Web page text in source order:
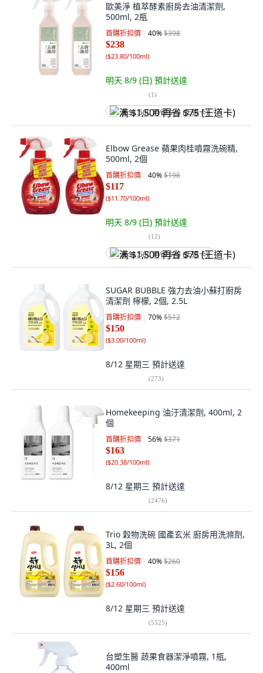
歐美淨 植萃酵素廚房去油清潔劑,
500ml, 2瓶
首購折扣價 40%$398
$238
($23.80/100ml)
明天 8/9 (日) 預計送達
(1)
满 $1,500 再省 $75 (王道卡)
Elbow Grease 蘋果肉桂噴霧洗碗精,
500ml, 2個
首購折扣價 40%$196
$117
($11.70/100ml)
明天 8/9 (日) 預計送達
(12)
满 $1,500 再省 $75 (王道卡)
SUGAR BUBBLE 強力去油小蘇打廚房
清潔劑 檸檬, 2個, 2.5L
首購折扣價 70%$512
$150
($3.00/100ml)
8/12 星期三 預計送達
(273)
Homekeeping 油汙清潔劑, 400ml, 2
個
首購折扣價 56%$371
$163
($20.38/100ml)
8/12 星期三 預計送達
(2476)
Trio 穀物洗碗 國產玄米 廚房用洗滌劑,
3L, 2個
首購折扣價 40%$260
$156
($2.60/100ml)
8/12 星期三 預計送達
(5525)
台塑生醫 蔬果食器潔淨噴霧, 1瓶,
400ml